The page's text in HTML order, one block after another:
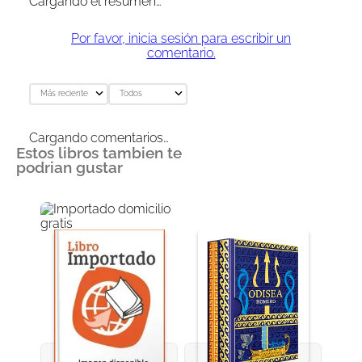
Por favor, inicia sesión para escribir un
comentario.
Más reciente Todos
Cargando comentarios…
Estos libros tambien te
podrian gustar